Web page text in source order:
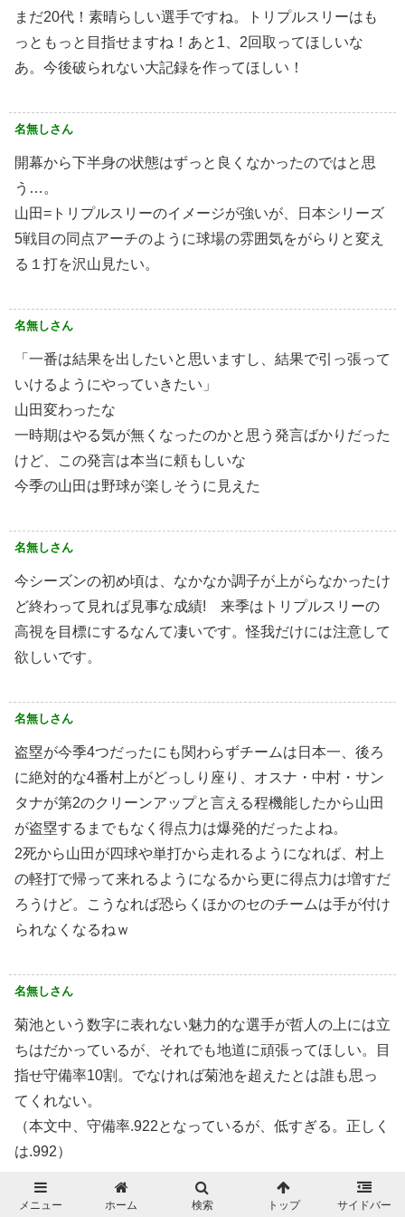
まだ20代！素晴らしい選手ですね。トリプルスリーはも
っともっと目指せますね！あと1、2回取ってほしいな
あ。今後破られない大記録を作ってほしい！
名無しさん
開幕から下半身の状態はずっと良くなかったのではと思
う…。
山田=トリプルスリーのイメージが強いが、日本シリーズ
5戦目の同点アーチのように球場の雰囲気をがらりと変え
る１打を沢山見たい。
名無しさん
「一番は結果を出したいと思いますし、結果で引っ張って
いけるようにやっていきたい」
山田変わったな
一時期はやる気が無くなったのかと思う発言ばかりだった
けど、この発言は本当に頼もしいな
今季の山田は野球が楽しそうに見えた
名無しさん
今シーズンの初め頃は、なかなか調子が上がらなかったけ
ど終わって見れば見事な成績! 来季はトリプルスリーの
高視を目標にするなんて凄いです。怪我だけには注意して
欲しいです。
名無しさん
盗塁が今季4つだったにも関わらずチームは日本一、後ろ
に絶対的な4番村上がどっしり座り、オスナ・中村・サン
タナが第2のクリーンアップと言える程機能したから山田
が盗塁するまでもなく得点力は爆発的だったよね。
2死から山田が四球や単打から走れるようになれば、村上
の軽打で帰って来れるようになるから更に得点力は増すだ
ろうけど。こうなれば恐らくほかのセのチームは手が付け
られなくなるねｗ
名無しさん
菊池という数字に表れない魅力的な選手が哲人の上には立
ちはだかっているが、それでも地道に頑張ってほしい。目
指せ守備率10割。でなければ菊池を超えたとは誰も思っ
てくれない。
（本文中、守備率.922となっているが、低すぎる。正しく
は.992）
メニュー ホーム 検索 トップ サイドバー